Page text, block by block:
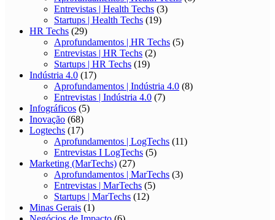
Entrevistas | Health Techs (3)
Startups | Health Techs (19)
HR Techs (29)
Aprofundamentos | HR Techs (5)
Entrevistas | HR Techs (2)
Startups | HR Techs (19)
Indústria 4.0 (17)
Aprofundamentos | Indústria 4.0 (8)
Entrevistas | Indústria 4.0 (7)
Infográficos (5)
Inovação (68)
Logtechs (17)
Aprofundamentos | LogTechs (11)
Entrevistas I LogTechs (5)
Marketing (MarTechs) (27)
Aprofundamentos | MarTechs (3)
Entrevistas | MarTechs (5)
Startups | MarTechs (12)
Minas Gerais (1)